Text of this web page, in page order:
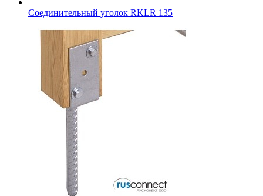
Соединительный уголок RKLR 135